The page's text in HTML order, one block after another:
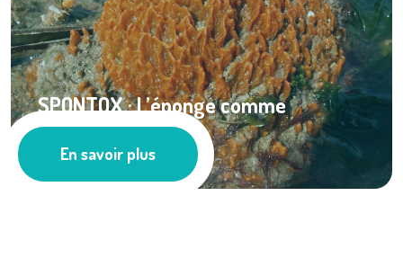
SPONTOX : L’éponge comme
bioindicateur de ...
Ressources documentaires
En savoir plus